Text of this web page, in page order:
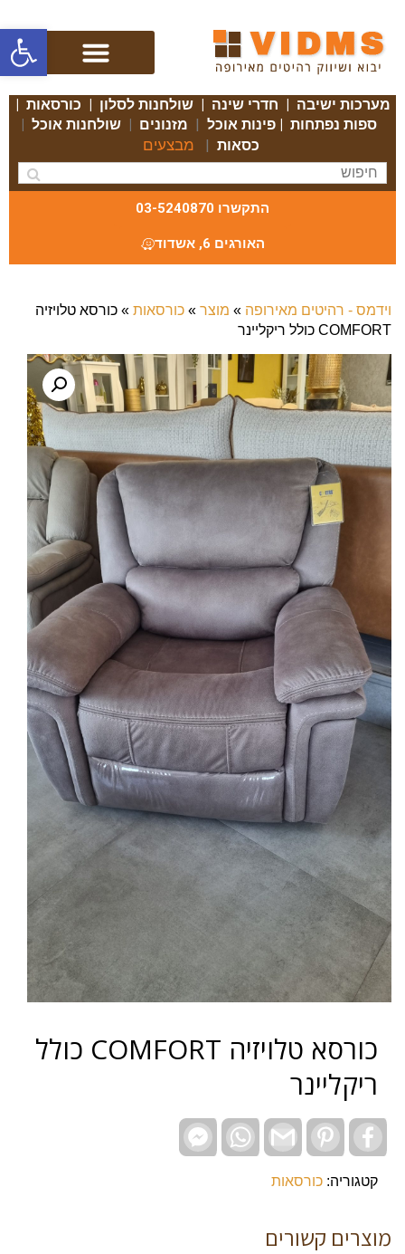
פתח
מערכות ישיבה | חדרי שינה |שולחנות לסלון | כורסאות |
ספות נפתחות | פינות אוכל | מזנונים | שולחנות אוכל |
כסאות | מבצעים
התקשרו 03-5240870
האורגים 6, אשדוד
וידמס - רהיטים מאירופה » מוצר » כורסאות » כורסא טלויזיה
COMFORT כולל ריקליינר
כורסא טלויזיה COMFORT כולל
ריקליינר
Facebook
Pinterest
Gmail
WhatsApp
Facebook
Messenger
קטגוריה: כורסאות
מוצרים קשורים